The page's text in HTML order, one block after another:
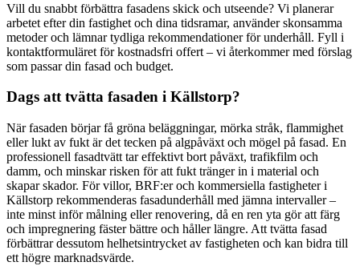
Vill du snabbt förbättra fasadens skick och utseende? Vi planerar
arbetet efter din fastighet och dina tidsramar, använder skonsamma
metoder och lämnar tydliga rekommendationer för underhåll. Fyll i
kontaktformuläret för kostnadsfri offert – vi återkommer med förslag
som passar din fasad och budget.
Dags att tvätta fasaden i Källstorp?
När fasaden börjar få gröna beläggningar, mörka stråk, flammighet
eller lukt av fukt är det tecken på algpåväxt och mögel på fasad. En
professionell fasadtvätt tar effektivt bort påväxt, trafikfilm och
damm, och minskar risken för att fukt tränger in i material och
skapar skador. För villor, BRF:er och kommersiella fastigheter i
Källstorp rekommenderas fasadunderhåll med jämna intervaller –
inte minst inför målning eller renovering, då en ren yta gör att färg
och impregnering fäster bättre och håller längre. Att tvätta fasad
förbättrar dessutom helhetsintrycket av fastigheten och kan bidra till
ett högre marknadsvärde.